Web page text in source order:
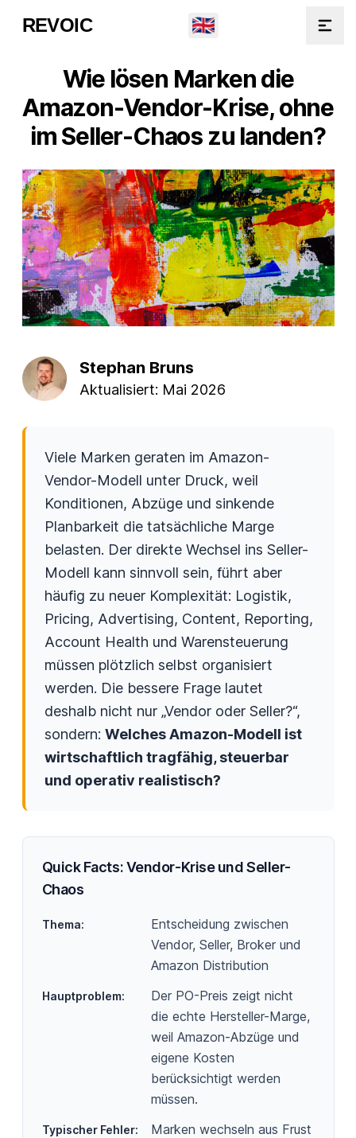
REVOIC 🇬🇧
Wie lösen Marken die
Amazon-Vendor-Krise, ohne
im Seller-Chaos zu landen?
Stephan Bruns
Aktualisiert: Mai 2026
Viele Marken geraten im Amazon-
Vendor-Modell unter Druck, weil
Konditionen, Abzüge und sinkende
Planbarkeit die tatsächliche Marge
belasten. Der direkte Wechsel ins Seller-
Modell kann sinnvoll sein, führt aber
häufig zu neuer Komplexität: Logistik,
Pricing, Advertising, Content, Reporting,
Account Health und Warensteuerung
müssen plötzlich selbst organisiert
werden. Die bessere Frage lautet
deshalb nicht nur „Vendor oder Seller?“,
sondern: Welches Amazon-Modell ist
wirtschaftlich tragfähig, steuerbar
und operativ realistisch?
Quick Facts: Vendor-Krise und Seller-
Chaos
Thema:
Entscheidung zwischen
Vendor, Seller, Broker und
Amazon Distribution
Hauptproblem:
Der PO-Preis zeigt nicht
die echte Hersteller-Marge,
weil Amazon-Abzüge und
eigene Kosten
berücksichtigt werden
müssen.
Typischer Fehler:
Marken wechseln aus Frust